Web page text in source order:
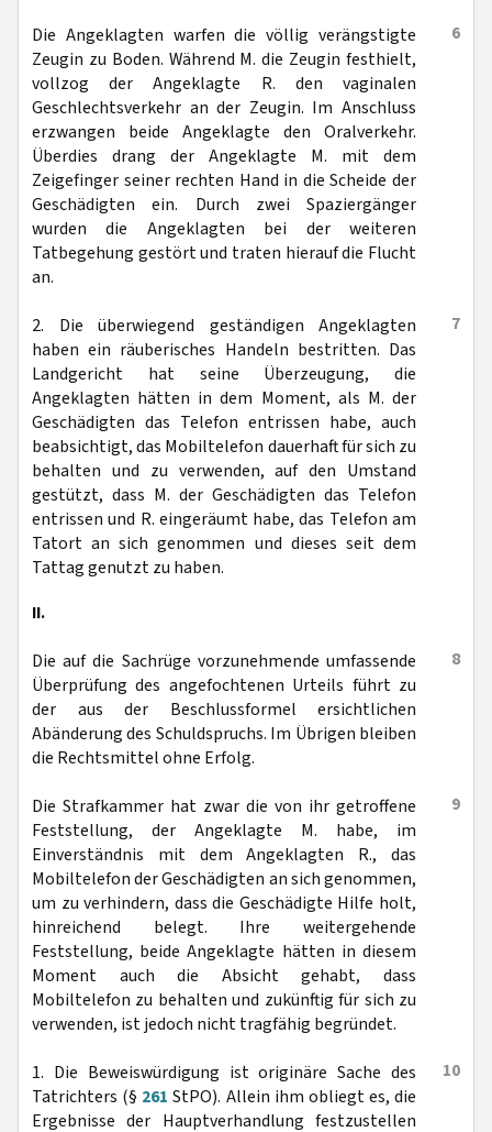
6
Die Angeklagten warfen die völlig verängstigte
Zeugin zu Boden. Während M. die Zeugin festhielt,
vollzog der Angeklagte R. den vaginalen
Geschlechtsverkehr an der Zeugin. Im Anschluss
erzwangen beide Angeklagte den Oralverkehr.
Überdies drang der Angeklagte M. mit dem
Zeigefinger seiner rechten Hand in die Scheide der
Geschädigten ein. Durch zwei Spaziergänger
wurden die Angeklagten bei der weiteren
Tatbegehung gestört und traten hierauf die Flucht
an.
7
2. Die überwiegend geständigen Angeklagten
haben ein räuberisches Handeln bestritten. Das
Landgericht hat seine Überzeugung, die
Angeklagten hätten in dem Moment, als M. der
Geschädigten das Telefon entrissen habe, auch
beabsichtigt, das Mobiltelefon dauerhaft für sich zu
behalten und zu verwenden, auf den Umstand
gestützt, dass M. der Geschädigten das Telefon
entrissen und R. eingeräumt habe, das Telefon am
Tatort an sich genommen und dieses seit dem
Tattag genutzt zu haben.
II.
8
Die auf die Sachrüge vorzunehmende umfassende
Überprüfung des angefochtenen Urteils führt zu
der aus der Beschlussformel ersichtlichen
Abänderung des Schuldspruchs. Im Übrigen bleiben
die Rechtsmittel ohne Erfolg.
9
Die Strafkammer hat zwar die von ihr getroffene
Feststellung, der Angeklagte M. habe, im
Einverständnis mit dem Angeklagten R., das
Mobiltelefon der Geschädigten an sich genommen,
um zu verhindern, dass die Geschädigte Hilfe holt,
hinreichend belegt. Ihre weitergehende
Feststellung, beide Angeklagte hätten in diesem
Moment auch die Absicht gehabt, dass
Mobiltelefon zu behalten und zukünftig für sich zu
verwenden, ist jedoch nicht tragfähig begründet.
10
1. Die Beweiswürdigung ist originäre Sache des
Tatrichters (§ 261 StPO). Allein ihm obliegt es, die
Ergebnisse der Hauptverhandlung festzustellen